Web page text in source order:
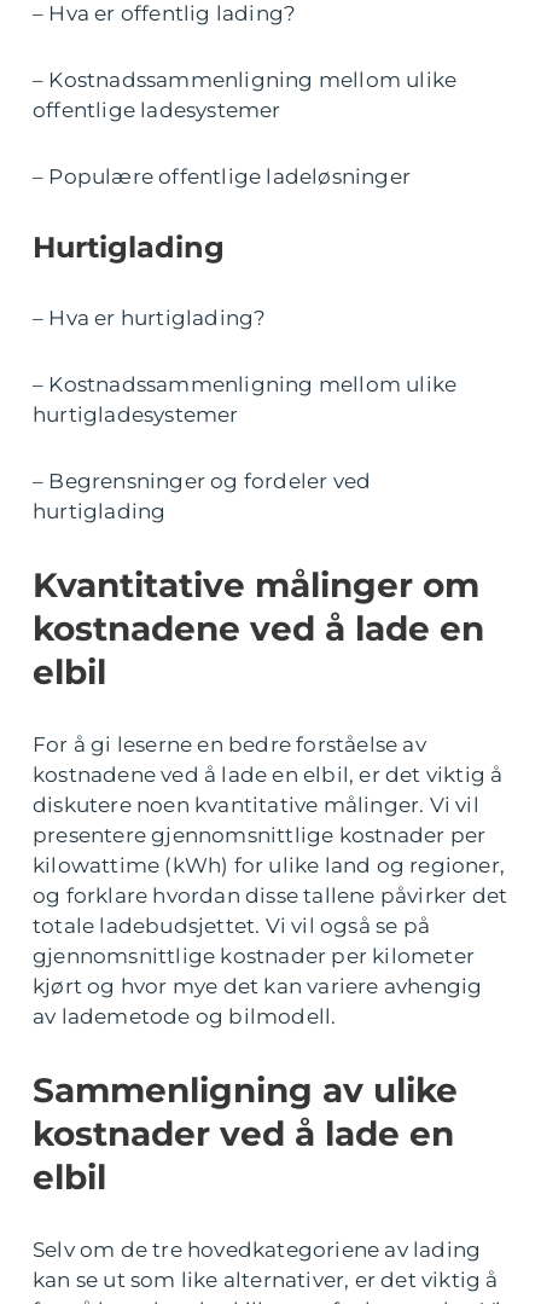
– Hva er offentlig lading?
– Kostnadssammenligning mellom ulike
offentlige ladesystemer
– Populære offentlige ladeløsninger
Hurtiglading
– Hva er hurtiglading?
– Kostnadssammenligning mellom ulike
hurtigladesystemer
– Begrensninger og fordeler ved
hurtiglading
Kvantitative målinger om
kostnadene ved å lade en
elbil
For å gi leserne en bedre forståelse av
kostnadene ved å lade en elbil, er det viktig å
diskutere noen kvantitative målinger. Vi vil
presentere gjennomsnittlige kostnader per
kilowattime (kWh) for ulike land og regioner,
og forklare hvordan disse tallene påvirker det
totale ladebudsjettet. Vi vil også se på
gjennomsnittlige kostnader per kilometer
kjørt og hvor mye det kan variere avhengig
av lademetode og bilmodell.
Sammenligning av ulike
kostnader ved å lade en
elbil
Selv om de tre hovedkategoriene av lading
kan se ut som like alternativer, er det viktig å